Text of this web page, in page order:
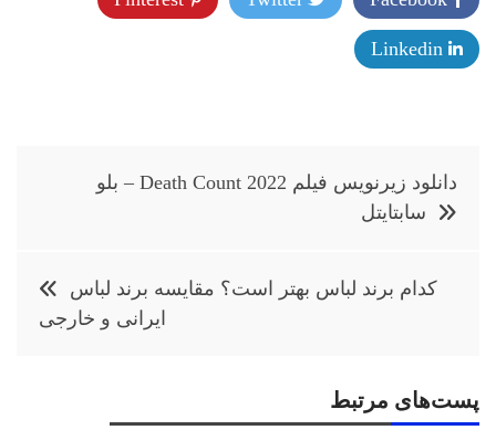
راهبری
نوشته
دانلود زیرنویس فیلم Death Count 2022 – بلو
سابتايتل
کدام برند لباس بهتر است؟ مقایسه برند لباس
ایرانی و خارجی
پست‌های مرتبط